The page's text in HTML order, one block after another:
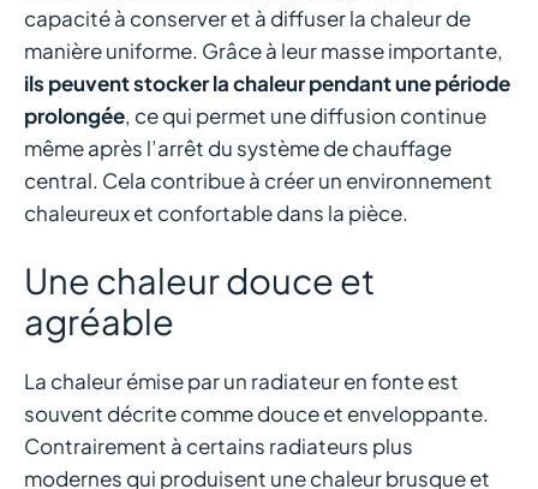
capacité à conserver et à diffuser la chaleur de
manière uniforme. Grâce à leur masse importante,
ils peuvent stocker la chaleur pendant une période
prolongée, ce qui permet une diffusion continue
même après l’arrêt du système de chauffage
central. Cela contribue à créer un environnement
chaleureux et confortable dans la pièce.
Une chaleur douce et
agréable
La chaleur émise par un radiateur en fonte est
souvent décrite comme douce et enveloppante.
Contrairement à certains radiateurs plus
modernes qui produisent une chaleur brusque et